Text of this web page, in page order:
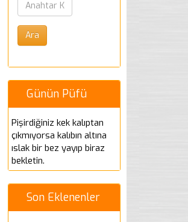
Günün Püfü
Pişirdiğiniz kek kalıptan
çıkmıyorsa kalıbın altına
ıslak bir bez yayıp biraz
bekletin.
Son Eklenenler